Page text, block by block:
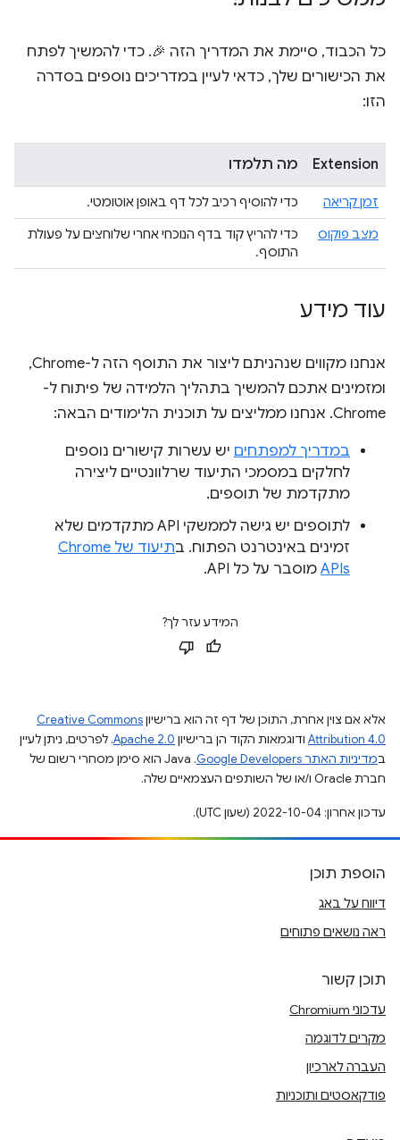
כל הכבוד, סיימת את המדריך הזה 🎉. כדי להמשיך לפתח
את הכישורים שלך, כדאי לעיין במדריכים נוספים בסדרה
הזו:
Extension מה תלמדו
זמן קריאה
כדי להוסיף רכיב לכל דף באופן אוטומטי.
מצב פוקוס
כדי להריץ קוד בדף הנוכחי אחרי שלוחצים על פעולת
התוסף.
עוד מידע
אנחנו מקווים שנהניתם ליצור את התוסף הזה ל-Chrome,
ומזמינים אתכם להמשיך בתהליך הלמידה של פיתוח ל-
Chrome. אנחנו ממליצים על תוכנית הלימודים הבאה:
במדריך למפתחים יש עשרות קישורים נוספים
לחלקים במסמכי התיעוד שרלוונטיים ליצירה
מתקדמת של תוספים.
לתוספים יש גישה לממשקי API מתקדמים שלא
זמינים באינטרנט הפתוח. ב
תיעוד של Chrome
APIs מוסבר על כל API.
המידע עזר לך?
אלא אם צוין אחרת, התוכן של דף זה הוא ברישיוןCreative Commons
Attribution 4.0 ודוגמאות הקוד הן ברישיון Apache 2.0. לפרטים, ניתן לעיין
במדיניות האתר Google Developers‏
.‏ Java הוא סימן מסחרי רשום של
חברת Oracle ו/או של השותפים העצמאיים שלה.
עדכון אחרון: 2022-10-04 (שעון UTC).
הוספת תוכן
דיווח על באג
ראה נושאים פתוחים
תוכן קשור
עדכוני Chromium
מקרים לדוגמה
העברה לארכיון
פודקאסטים ותוכניות